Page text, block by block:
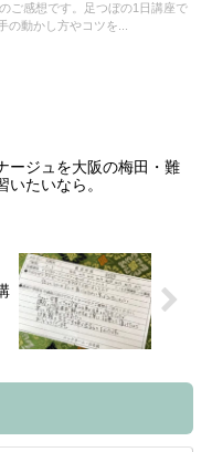
ご感想です。足つぼの1日講座で
の動かし方やコツを...
ージュを大阪の梅田・難
いたいなら。